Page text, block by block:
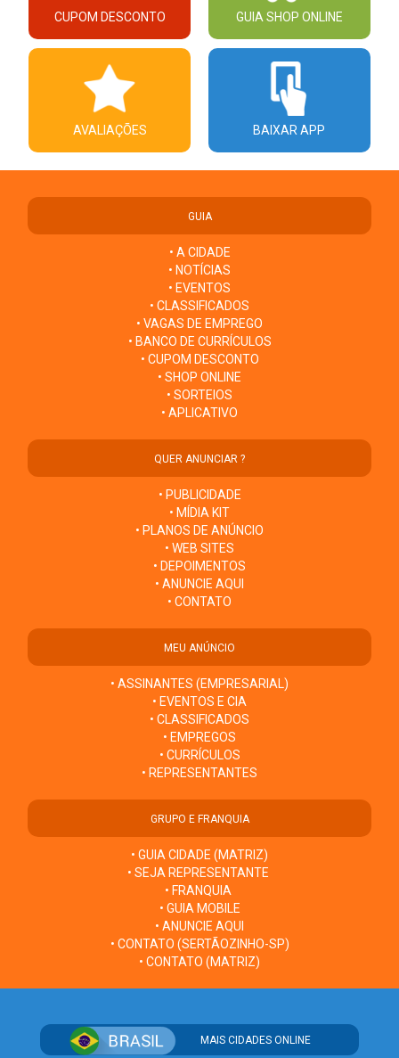
CUPOM DESCONTO GUIA SHOP ONLINE
AVALIAÇÕES BAIXAR APP
GUIA
• A CIDADE
• NOTÍCIAS
• EVENTOS
• CLASSIFICADOS
• VAGAS DE EMPREGO
• BANCO DE CURRÍCULOS
• CUPOM DESCONTO
• SHOP ONLINE
• SORTEIOS
• APLICATIVO
QUER ANUNCIAR ?
• PUBLICIDADE
• MÍDIA KIT
• PLANOS DE ANÚNCIO
• WEB SITES
• DEPOIMENTOS
• ANUNCIE AQUI
• CONTATO
MEU ANÚNCIO
• ASSINANTES (EMPRESARIAL)
• EVENTOS E CIA
• CLASSIFICADOS
• EMPREGOS
• CURRÍCULOS
• REPRESENTANTES
GRUPO E FRANQUIA
• GUIA CIDADE (MATRIZ)
• SEJA REPRESENTANTE
• FRANQUIA
• GUIA MOBILE
• ANUNCIE AQUI
• CONTATO (SERTÃOZINHO-SP)
• CONTATO (MATRIZ)
MAIS CIDADES ONLINE